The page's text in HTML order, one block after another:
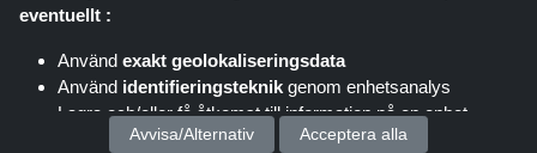
Shoppingspout.com/se är en webbplats som presenterar erbjudanden,
personal är inte inblandade när du köper via dessa länkar,
Shoppingspout.com/se tjänar endast provision genom dessa
länkar/erbjudanden.
eventuellt :
Använd exakt geolokaliseringsdata
Använd identifieringsteknik genom enhetsanalys
Lagra och/eller få åtkomst till information på en enhet
Avvisa/Alternativ Acceptera alla